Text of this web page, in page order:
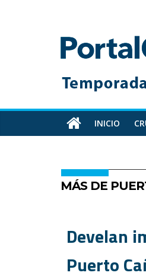
Toda
información
cruceros
en
un
INICIO
MÁS DE
Develan
Puerto